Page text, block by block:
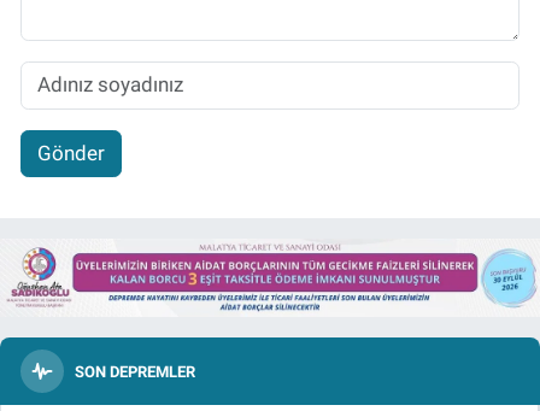
Gönder
SON DEPREMLER